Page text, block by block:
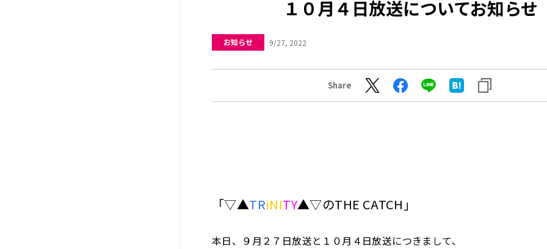
１０月４日放送についてお知らせ
お知らせ 9/27, 2022
Share
「▽▲TRiNITY▲▽のTHE CATCH」
本日、９月２７日放送と１０月４日放送につきまして、